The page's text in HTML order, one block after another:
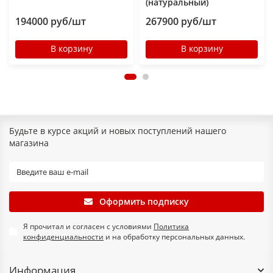
194000 руб/шт
В корзину
267900 руб/шт
В корзину
Будьте в курсе акций и новых поступлений нашего
магазина
Оформить подписку
Я прочитал и согласен с условиями Политика
конфиденциальности и на обработку персональных данных.